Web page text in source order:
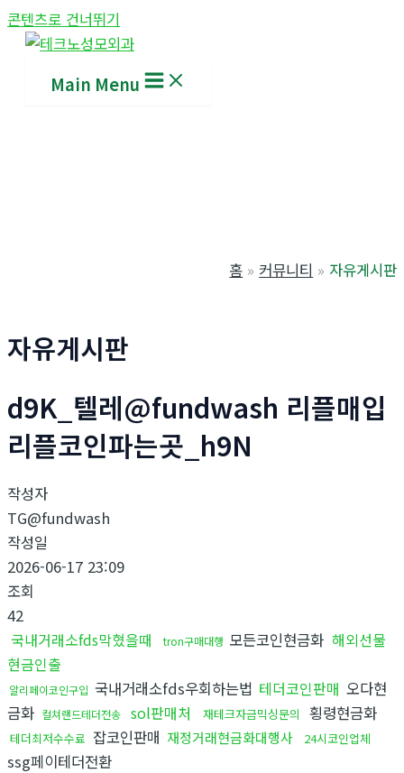
콘텐츠로 건너뛰기
Main Menu
홈 커뮤니티 자유게시판
자유게시판
d9K_텔레@fundwash 리플매입
리플코인파는곳_h9N
작성자
TG@fundwash
작성일
2026-06-17 23:09
조회
42
국내거래소fds막혔을때
tron구매대행 모든코인현금화 해외선물
현금인출
알리페이코인구입 국내거래소fds우회하는법 테더코인판매 오다현
금화 컬쳐랜드테더전송 sol판매처 재테크자금믹싱문의 횡령현금화
테더최저수수료 잡코인판매 재정거래현금화대행사 24시코인업체
ssg페이테더전환